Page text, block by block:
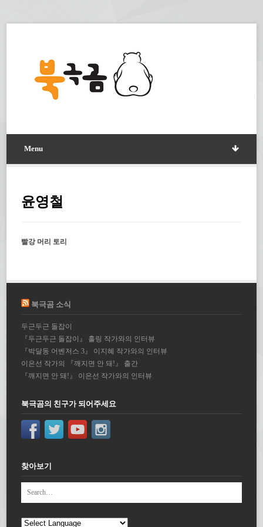
Menu
윤영철
빨강 머리 토리
북극곰 소식
두근두근 돌잡이
『두근두근 돌잡이』 홀링 작가와의 인터뷰
『박달동 어벤저스 3』 이지혜 작가와의 인터뷰
이은선 작가의 『깨지면 안 돼!』 출간
『깨지면 안 돼!』 이은선 작가와의 인터뷰
북극곰의 친구가 되어주세요
찾아보기